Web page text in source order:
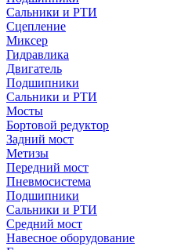
Сальники и РТИ
Сцепление
Миксер
Гидравлика
Двигатель
Подшипники
Сальники и РТИ
Мосты
Бортовой редуктор
Задний мост
Метизы
Передний мост
Пневмосистема
Подшипники
Сальники и РТИ
Средний мост
Навесное оборудование